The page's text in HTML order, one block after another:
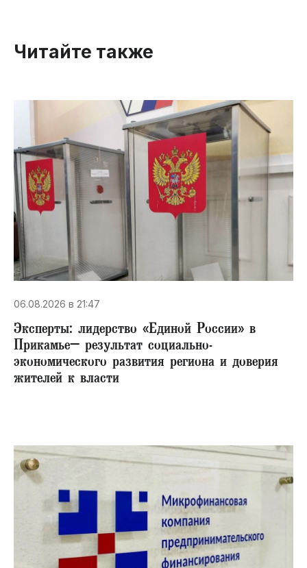
Читайте также
06.08.2026 в 21:47
Эксперты: лидерство «Единой России» в
Прикамье– результат социально-
экономического развития региона и доверия
жителей к власти